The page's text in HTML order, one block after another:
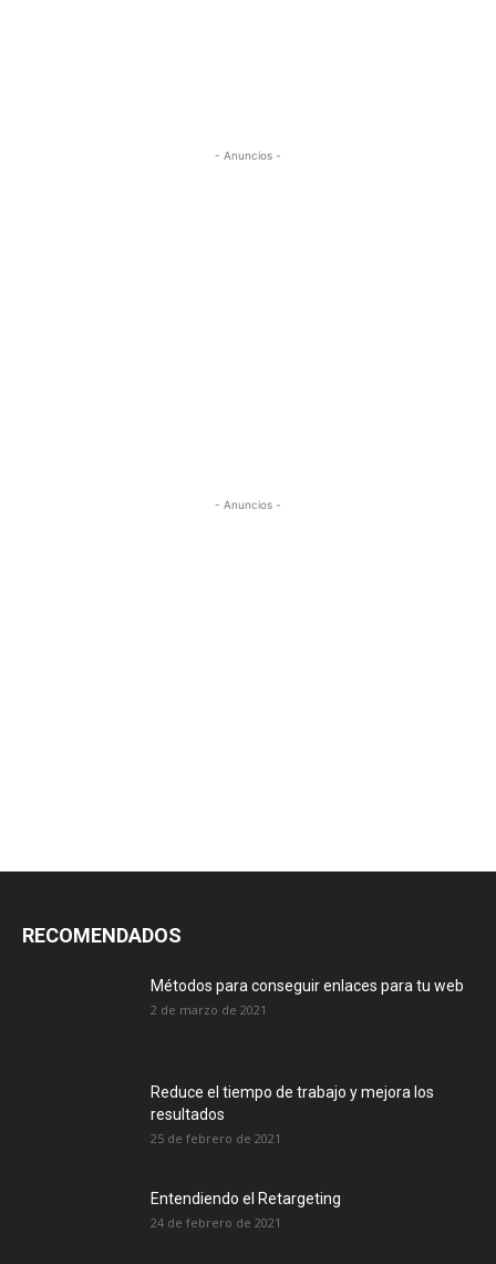
- Anuncios -
- Anuncios -
RECOMENDADOS
Métodos para conseguir enlaces para tu web
2 de marzo de 2021
Reduce el tiempo de trabajo y mejora los
resultados
25 de febrero de 2021
Entendiendo el Retargeting
24 de febrero de 2021